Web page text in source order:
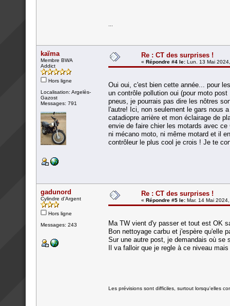
kaïma
Membre BWA
Addict
Hors ligne
Localisation: Argelès-
Gazost
Messages: 791
Re : CT des surprises !
« Répondre #4 le: Lun. 13 Mai
Oui oui, c'est bien cette année... pour
un contrôle pollution oui (pour moto
pneus, je pourrais pas dire les nôtres
l'autre! Ici, non seulement le gars nous
catadiopre arrière et mon éclairage de
envie de faire chier les motards avec
ni mécano moto, ni même motard et il
contrôleur le plus cool je crois ! Je te
gadunord
Cylindre d'Argent
Hors ligne
Messages: 243
Re : CT des surprises !
« Répondre #5 le: Mar. 14 Mai
Ma TW vient d'y passer et tout est OK
Bon nettoyage carbu et j'espère qu'elle
Sur une autre post, je demandais où se
Il va falloir que je regle à ce niveau
Les prévisions sont difficiles, surtout lorsqu'elles